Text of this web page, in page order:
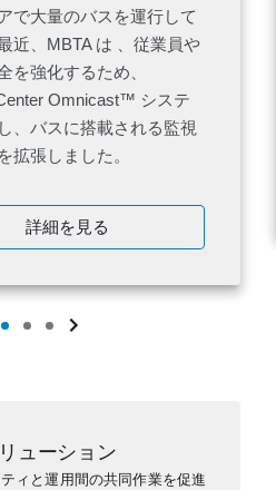
で大量のバスを運行して
近、MBTA は 、従業員や
を強化するため、
Omnicast™ システ
、バスに搭載される監視
拡張しました。
詳細を見る
ューション
ィと運用間の共同作業を促進